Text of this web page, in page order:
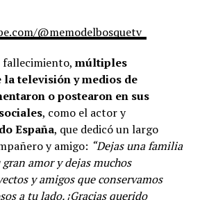
@memodelbosquetv_
múltiples
televisión y medios de
o postearon en sus
, como el actor y
España, que dedicó un largo
y amigo: “Dejas una familia
amor y dejas muchos
y amigos que conservamos
a tu lado. ¡Gracias querido